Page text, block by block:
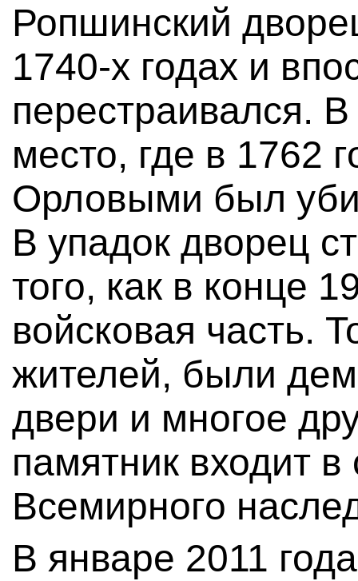
Ропшинский
1740-х годах и
перестраивался.
место, где в 1762
Орловыми был
В упадок дворец
того, как в конце
войсковая часть.
жителей, были
двери и многое
памятник входит в
Всемирного
В январе 2011